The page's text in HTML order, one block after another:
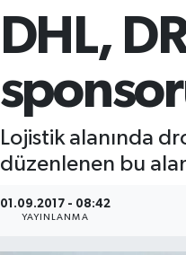
DHL,
Lojistik alanında
düzenlenen bu
01.09.2017 - 08:42
YAYINLANMA